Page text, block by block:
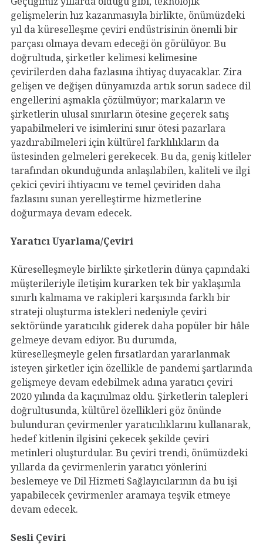
gelişmelerin hız kazanmasıyla birlikte, önümüzdeki
yıl da küreselleşme çeviri endüstrisinin önemli bir
parçası olmaya devam edeceği ön görülüyor. Bu
doğrultuda, şirketler kelimesi kelimesine
çevirilerden daha fazlasına ihtiyaç duyacaklar. Zira
gelişen ve değişen dünyamızda artık sorun sadece dil
engellerini aşmakla çözülmüyor; markaların ve
şirketlerin ulusal sınırların ötesine geçerek satış
yapabilmeleri ve isimlerini sınır ötesi pazarlara
yazdırabilmeleri için kültürel farklılıkların da
üstesinden gelmeleri gerekecek. Bu da, geniş kitleler
tarafından okunduğunda anlaşılabilen, kaliteli ve ilgi
çekici çeviri ihtiyacını ve temel çeviriden daha
fazlasını sunan yerelleştirme hizmetlerine
doğurmaya devam edecek.
Yaratıcı Uyarlama/Çeviri
Küreselleşmeyle birlikte şirketlerin dünya çapındaki
müşterileriyle iletişim kurarken tek bir yaklaşımla
sınırlı kalmama ve rakipleri karşısında farklı bir
strateji oluşturma istekleri nedeniyle çeviri
sektöründe yaratıcılık giderek daha popüler bir hâle
gelmeye devam ediyor. Bu durumda,
küreselleşmeyle gelen fırsatlardan yararlanmak
isteyen şirketler için özellikle de pandemi şartlarında
gelişmeye devam edebilmek adına yaratıcı çeviri
2020 yılında da kaçınılmaz oldu. Şirketlerin talepleri
doğrultusunda, kültürel özellikleri göz önünde
bulunduran çevirmenler yaratıcılıklarını kullanarak,
hedef kitlenin ilgisini çekecek şekilde çeviri
metinleri oluşturdular. Bu çeviri trendi, önümüzdeki
yıllarda da çevirmenlerin yaratıcı yönlerini
beslemeye ve Dil Hizmeti Sağlayıcılarının da bu işi
yapabilecek çevirmenler aramaya teşvik etmeye
devam edecek.
Sesli Çeviri